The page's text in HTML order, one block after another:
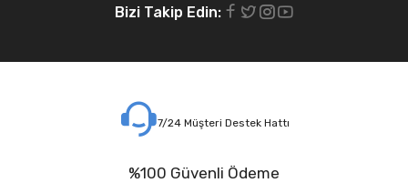
Bizi Takip Edin:
7/24 Müşteri Destek Hattı
%100 Güvenli Ödeme